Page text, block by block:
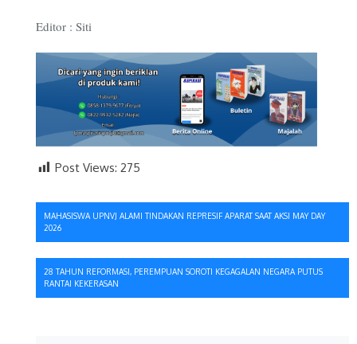
Editor : Siti
Post Views: 275
Navigasi
pos
MAHASISWA UPNVJ ALAMI TINDAKAN REPRESIF APARAT SAAT AKSI MAY DAY
2026
28 TAHUN REFORMASI, PEREMPUAN SOROTI KEGAGALAN NEGARA PUTUS
RANTAI KEKERASAN